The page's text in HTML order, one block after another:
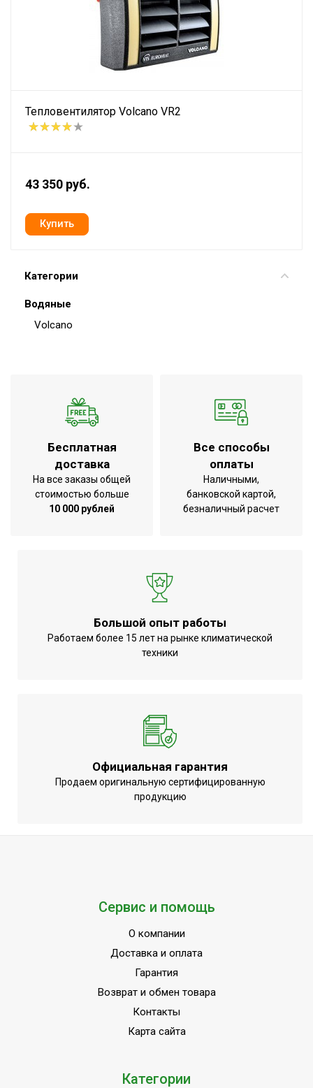
Категории
Водяные
Volcano
Тепловентилятор Volcano VR2
43 350 руб.
Бесплатная
доставка
На все заказы общей
стоимостью больше
10 000 рублей
Все способы
оплаты
Наличными,
банковской картой,
безналичный расчет
Большой опыт работы
Работаем более 15 лет на рынке климатической
техники
Официальная гарантия
Продаем оригинальную сертифицированную
продукцию
Сервис и помощь
О компании
Доставка и оплата
Гарантия
Возврат и обмен товара
Контакты
Карта сайта
Категории